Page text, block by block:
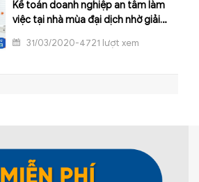
Kế toán doanh nghiệp an tâm làm
việc tại nhà mùa đại dịch nhờ giải
31/03/2020-4721 lượt xem